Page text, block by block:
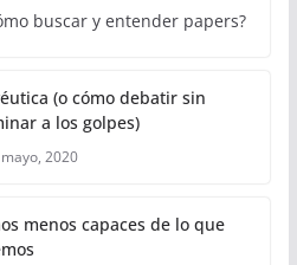
buscar y entender papers?
(o cómo debatir sin
a los golpes)
2020
menos capaces de lo que